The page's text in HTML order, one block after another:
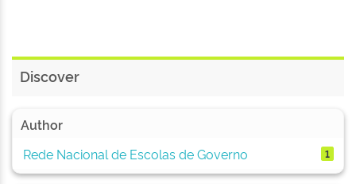
Discover
Author
Rede Nacional de Escolas de Governo
1